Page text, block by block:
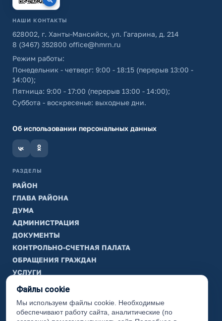
НАШИ КОНТАКТЫ
628002, г. Ханты-Мансийск, ул. Гагарина, д. 214
8 (3467) 352800 office@hmrn.ru
Режим работы:
Понедельник - четверг: 9:00 - 18:15 (перерыв 13:00 -
14:00);
Пятница: 9:00 - 17:00 (перерыв 13:00 - 14:00);
Суббота - воскресенье: выходные дни.
Об использовании персональных данных
РАЗДЕЛЫ
РАЙОН
ГЛАВА РАЙОНА
ДУМА
АДМИНИСТРАЦИЯ
ДОКУМЕНТЫ
КОНТРОЛЬНО-СЧЕТНАЯ ПАЛАТА
ОБРАЩЕНИЯ ГРАЖДАН
УСЛУГИ
ТИК
ИНФОРМАЦИЯ
Законодательная карта
Файлы cookie
Мы используем файлы cookie. Необходимые
обеспечивают работу сайта, аналитические (по